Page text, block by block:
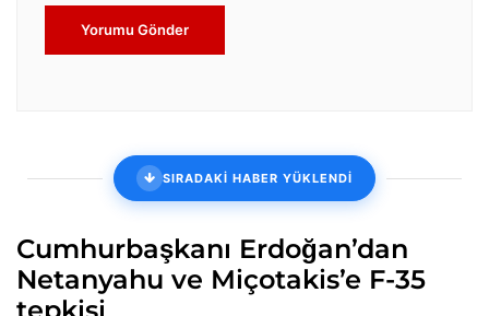
Yorumu Gönder
SIRADAKİ HABER YÜKLENDİ
Cumhurbaşkanı Erdoğan’dan
Netanyahu ve Miçotakis’e F-35